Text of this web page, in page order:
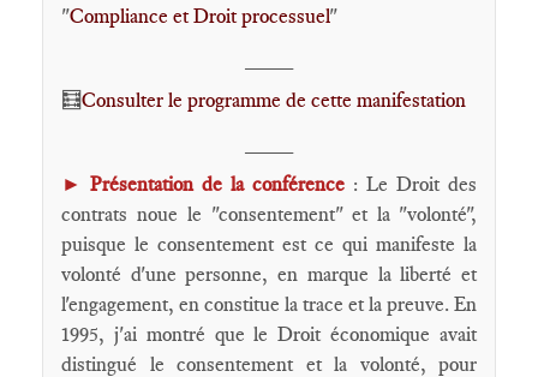
"Compliance et Droit processuel"
🧮Consulter le programme de cette manifestation
► Présentation de la conférence : Le Droit des
contrats noue le "consentement" et la "volonté",
puisque le consentement est ce qui manifeste la
volonté d'une personne, en marque la liberté et
l'engagement, en constitue la trace et la preuve. En
1995, j'ai montré que le Droit économique avait
distingué le consentement et la volonté, pour